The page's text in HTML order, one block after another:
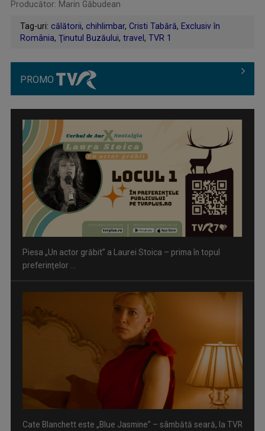
Producător: Marin Găbudean
Tag-uri: călătorii, chihlimbar, Cristi Tabără, Exclusiv în
România, Ţinutul Buzăului, travel , TVR 1
PROMO
Piesa „Un actor grăbit” a Laurei Stoica – prima în topul
preferinţelor ...
Cate Blanchett este „Blue Jasmine” – sâmbătă seară, la TVR